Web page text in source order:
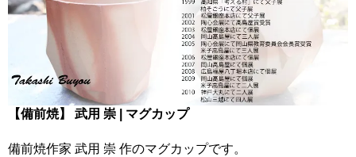
【備前焼】 武用 崇 | マグカップ
備前焼作家 武用 崇 作のマグカップです。